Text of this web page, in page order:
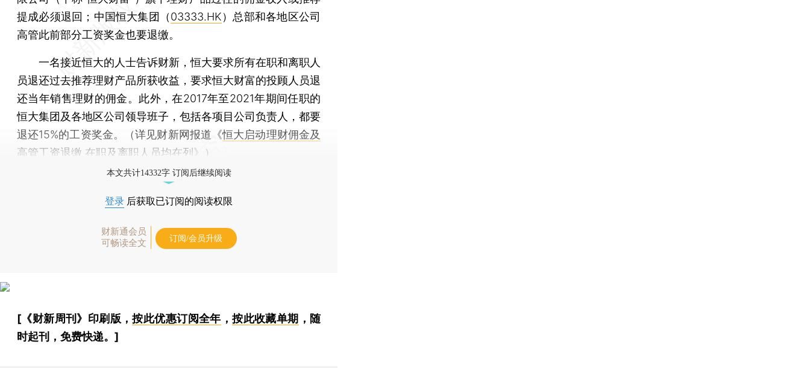
提成必须退回；中国恒大集团（03333.HK）总部和各地区公司
高管此前部分工资奖金也要退缴。
一名接近恒大的人士告诉财新，恒大要求所有在职和离职人
员退还过去推荐理财产品所获收益，要求恒大财富的投顾人员退
还当年销售理财的佣金。此外，在2017年至2021年期间任职的
恒大集团及各地区公司领导班子，包括各项目公司负责人，都要
退还15%的工资奖金。（详见财新网报道《恒大启动理财佣金及
高管工资退缴 在职及离职人员均在列》）
本文共计14332字 订阅后继续阅读
登录 后获取已订阅的阅读权限
财新通会员
可畅读全文
订阅/会员升级
[《财新周刊》印刷版，按此优惠订阅全年 ，按此收藏单期 ，随
时起刊，免费快递。]